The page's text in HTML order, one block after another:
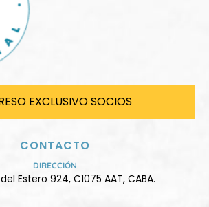
EXCLUSIVO SOCIOS
CONTACTO
DIRECCIÓN
Estero 924, C1075 AAT, CABA.